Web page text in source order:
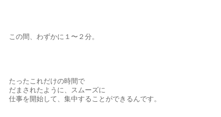
この間、わずかに１〜２分。
たったこれだけの時間で
だまされたように、スムーズに
仕事を開始して、集中することができるんです。